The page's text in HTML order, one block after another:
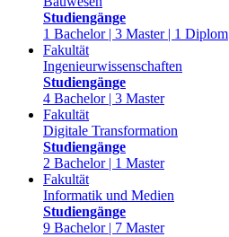
Studiengänge
1 Bachelor | 3 Master | 1 Diplom
Fakultät
Ingenieurwissenschaften
Studiengänge
4 Bachelor | 3 Master
Fakultät
Digitale Transformation
Studiengänge
2 Bachelor | 1 Master
Fakultät
Informatik und Medien
Studiengänge
9 Bachelor | 7 Master